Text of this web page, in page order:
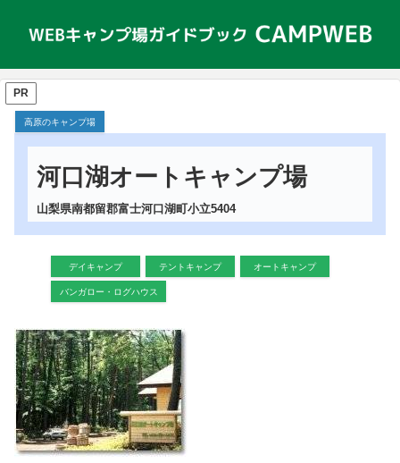
PR
高原のキャンプ場
河口湖オートキャンプ場
山梨県南都留郡富士河口湖町小立5404
デイキャンプ テントキャンプ オートキャンプ
バンガロー・ログハウス